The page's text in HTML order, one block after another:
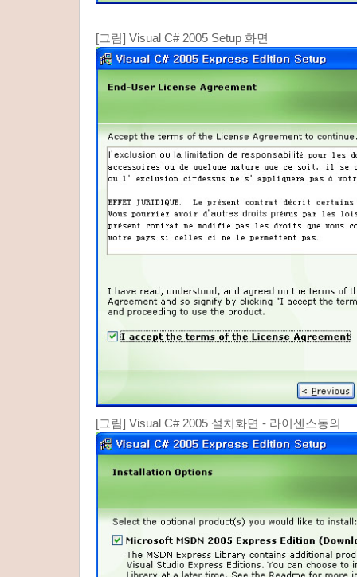
[그림] Visual C# 2005 Setup 화면
[그림] Visual C# 2005 설치화면 - 라이센스동의